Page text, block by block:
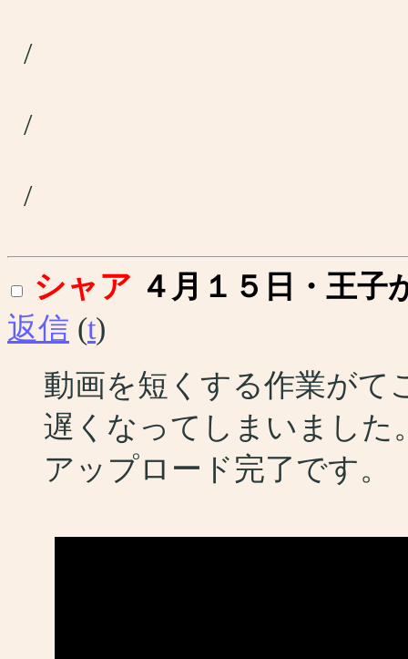
/
/
/
シャア ４月１５日・王子
返信 (t)
動画を短くする作業がて
遅くなってしまいました
アップロード完了です。